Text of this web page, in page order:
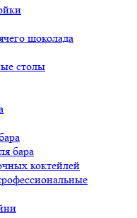
шоколада
столы
бара
коктейлей